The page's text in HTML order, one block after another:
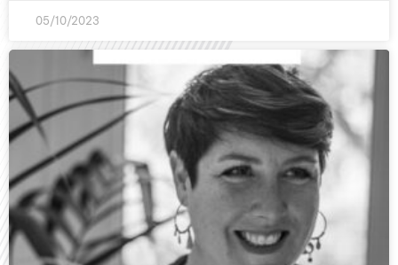
05/10/2023